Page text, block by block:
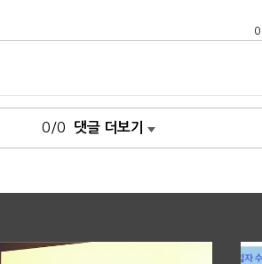
0
0/0 댓글 더보기